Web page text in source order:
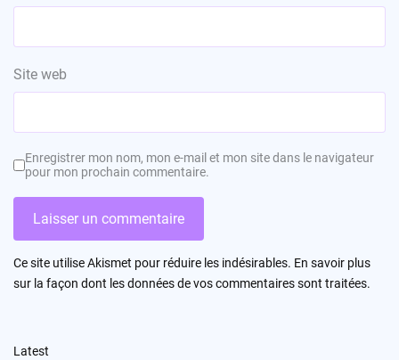
Site web
Enregistrer mon nom, mon e-mail et mon site dans le navigateur
pour mon prochain commentaire.
Ce site utilise Akismet pour réduire les indésirables. En savoir plus
sur la façon dont les données de vos commentaires sont traitées.
Latest